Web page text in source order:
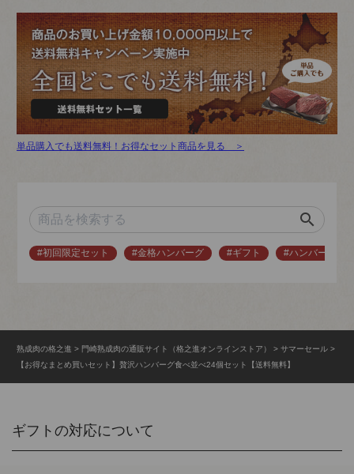
単品購入でも送料無料！お得なセット商品を見る ＞
search
#初回限定セット #金格ハンバーグ #ギフト #ハンバーグ
熟成肉の格之進 門崎熟成肉の通販サイト（格之進オンラインストア）
サマーセール
【お得なまとめ買いセット】贅沢ハンバーグ食べ並べ24個セット【送料無料】
ギフトの対応について